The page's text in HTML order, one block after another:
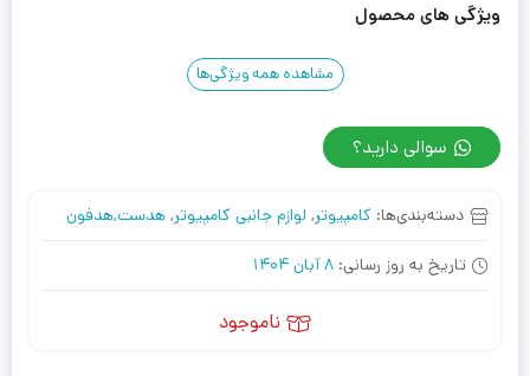
ویژگی های محصول
مشاهده همه ویژگی‌ها
سوالی دارید؟
دسته‌بندی‌ها: کامپیوتر, لوازم جانبی کامپیوتر, هدست,هدفون
تاریخ به روز رسانی: 8 آبان 1404
ناموجود